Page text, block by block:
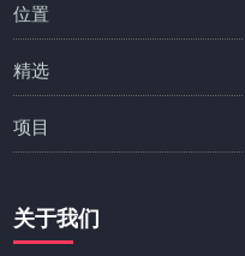
位置
精选
项目
关于我们